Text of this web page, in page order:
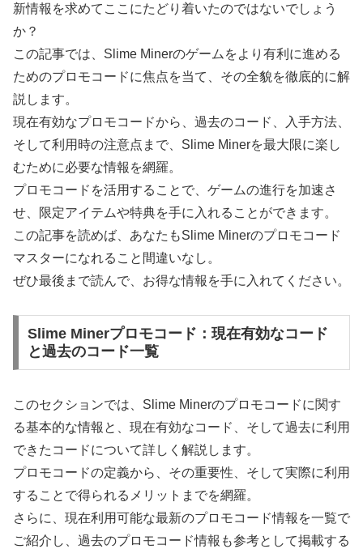
新情報を求めてここにたどり着いたのではないでしょう
か？
この記事では、Slime Minerのゲームをより有利に進める
ためのプロモコードに焦点を当て、その全貌を徹底的に解
説します。
現在有効なプロモコードから、過去のコード、入手方法、
そして利用時の注意点まで、Slime Minerを最大限に楽し
むために必要な情報を網羅。
プロモコードを活用することで、ゲームの進行を加速さ
せ、限定アイテムや特典を手に入れることができます。
この記事を読めば、あなたもSlime Minerのプロモコード
マスターになれること間違いなし。
ぜひ最後まで読んで、お得な情報を手に入れてください。
Slime Minerプロモコード：現在有効なコード
と過去のコード一覧
このセクションでは、Slime Minerのプロモコードに関す
る基本的な情報と、現在有効なコード、そして過去に利用
できたコードについて詳しく解説します。
プロモコードの定義から、その重要性、そして実際に利用
することで得られるメリットまでを網羅。
さらに、現在利用可能な最新のプロモコード情報を一覧で
ご紹介し、過去のプロモコード情報も参考として掲載する